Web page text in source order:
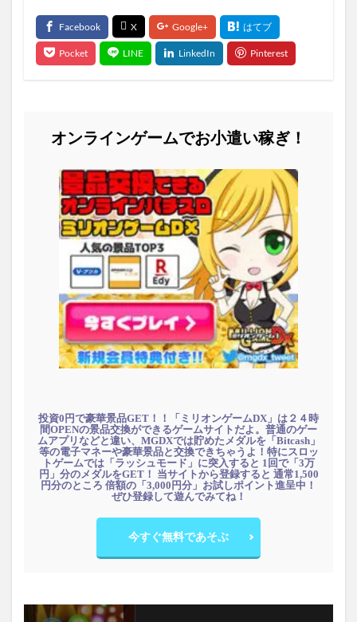
オンラインゲームでお小遣い稼ぎ！
投資0円で豪華景品GET！！「ミリオンゲームDX」は２４時
間OPENの景品交換ができるゲームサイトだよ。普通のゲー
ムアプリなどと違い、MGDXでは貯めたメダルを「Bitcash」
等の電子マネーや豪華景品と交換できちゃうよ！特にスロッ
トゲームでは「ラッシュモード」に突入すると 1回で「3万
円」分のメダルをGET！ 当サイトから登録すると 通常1,500
円分のところ 倍額の「3,000円分」お試しポイント進呈中！
ぜひ登録して遊んでみてね！
今すぐ無料であそぶ